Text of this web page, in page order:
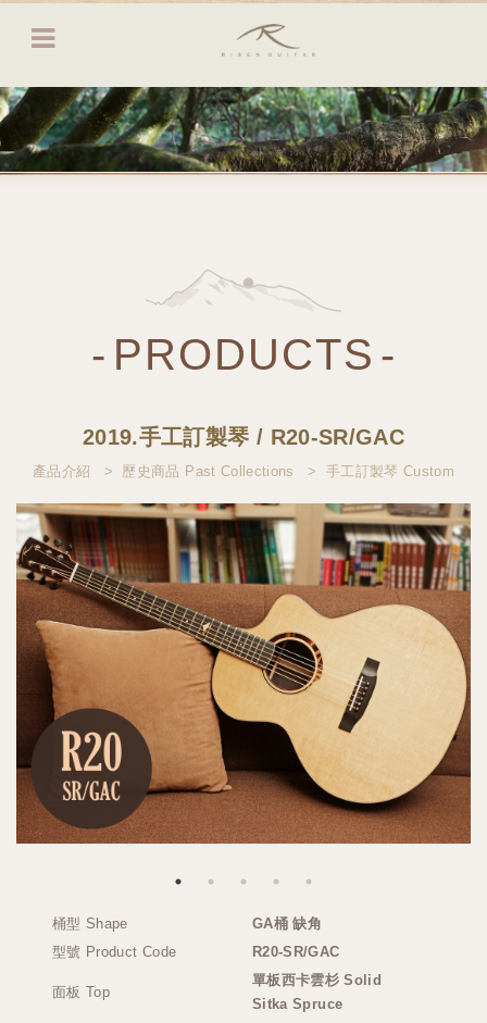
PRODUCTS
2019.手工訂製琴 / R20-SR/GAC
產品介紹 歷史商品 Past Collections 手工訂製琴 Custom
桶型 Shape
GA桶 缺角
型號 Product Code
R20-SR/GAC
面板 Top
單板西卡雲杉 Solid
Sitka Spruce